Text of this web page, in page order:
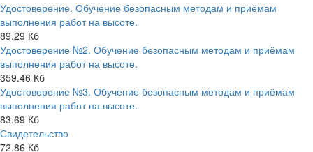
Удостоверение. Обучение безопасным методам и приёмам
выполнения работ на высоте.
89.29 Кб
Удостоверение №2. Обучение безопасным методам и приёмам
выполнения работ на высоте.
359.46 Кб
Удостоверение №3. Обучение безопасным методам и приёмам
выполнения работ на высоте.
83.69 Кб
Свидетельство
72.86 Кб